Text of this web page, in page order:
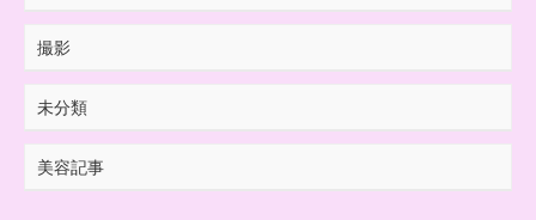
撮影
未分類
美容記事